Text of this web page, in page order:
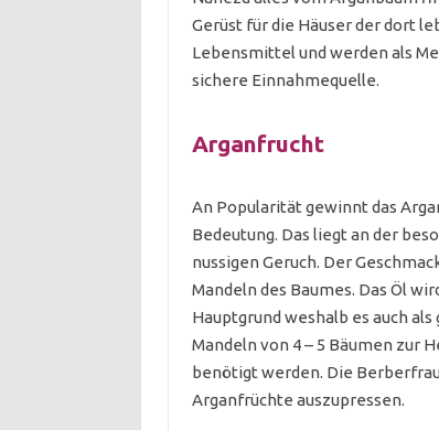
Gerüst für die Häuser der dort
Lebensmittel und werden als
sichere Einnahmequelle.
Arganfrucht
An Popularität gewinnt das
Bedeutung. Das liegt an der
nussigen Geruch. Der
Mandeln des Baumes. Das Öl
Hauptgrund weshalb es auch
Mandeln von 4 – 5 Bäumen zur
benötigt werden. Die
Arganfrüchte auszupressen.